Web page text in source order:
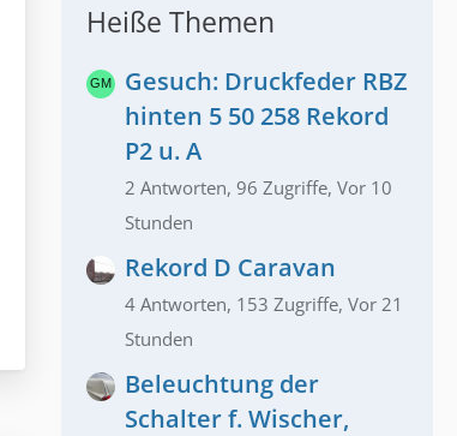
Heiße Themen
Gesuch: Druckfeder RBZ
hinten 5 50 258 Rekord
P2 u. A
2 Antworten, 96 Zugriffe, Vor 10
Stunden
Rekord D Caravan
4 Antworten, 153 Zugriffe, Vor 21
Stunden
Beleuchtung der
Schalter f. Wischer,